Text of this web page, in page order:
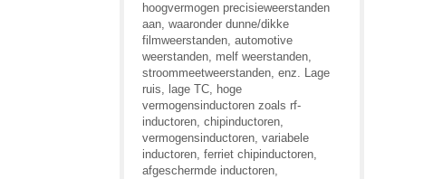
hoogvermogen precisieweerstanden
aan, waaronder dunne/dikke
filmweerstanden, automotive
weerstanden, melf weerstanden,
stroommeetweerstanden, enz. Lage
ruis, lage TC, hoge
vermogensinductoren zoals rf-
inductoren, chipinductoren,
vermogensinductoren, variabele
inductoren, ferriet chipinductoren,
afgeschermde inductoren,